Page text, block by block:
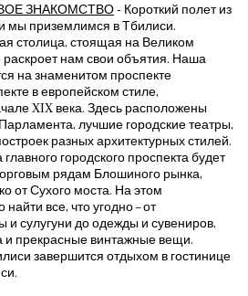
ЗНАКОМСТВО- Короткий полет из
мы приземлимся в Тбилиси.
столица, стоящая на Великом
нам свои объятия. Наша
на знаменитом проспекте
в европейском стиле,
XIX века. Здесь расположены
лучшие городские театры,
разных архитектурных стилей.
городского проспекта будет
рядам Блошиного рынка,
от Сухого моста. На этом
все, что угодно – от
и сулугуни до одежды и сувениров,
и прекрасные винтажные вещи.
завершится отдыхом в гостинице